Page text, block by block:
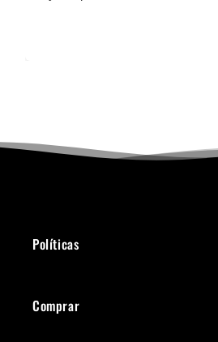
Políticas
Comprar